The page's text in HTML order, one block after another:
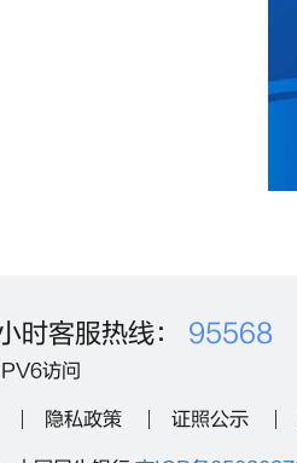
时客服热线： 95568
访问
隐私政策 证照公示